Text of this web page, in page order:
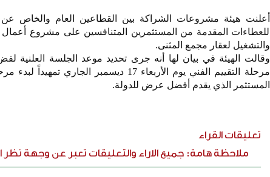
أعلنت هيئة مشروعات الشراكة بين القطاعين العام والخاص عن
للعطاءات المقدمة من المستثمرين المتنافسين على مشروع أعمال
والتشغيل لعقار مجمع المثنى.
وقالت الهيئة في بيان لها أنه جرى تحديد موعد الجلسة العلنية
مرحلة التقييم الفني يوم الأربعاء 17
المستثمر الذي يقدم أفضل عرض للدولة.
تعليقات القراء
ملاحظة هامة: جميع الاراء والتعليقات تعبر عن وجهة